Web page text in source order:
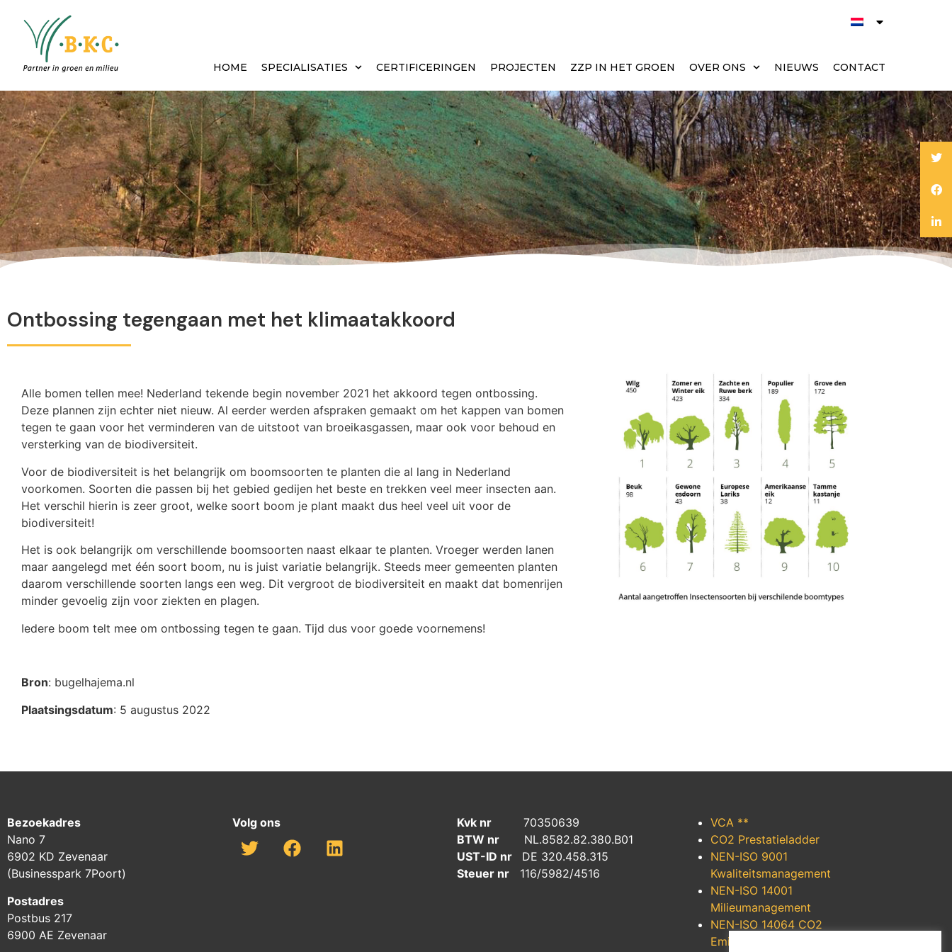
HOME SPECIALISATIES CERTIFICERINGEN PROJECTEN ZZP IN HET GROEN OVER ONS NIEUWS CONTACT
Nieuws
Ontbossing tegengaan met het klimaatakkoord
Alle bomen tellen mee! Nederland tekende begin november 2021 het akkoord tegen ontbossing.
Deze plannen zijn echter niet nieuw. Al eerder werden afspraken gemaakt om het kappen van bomen
tegen te gaan voor het verminderen van de uitstoot van broeikasgassen, maar ook voor behoud en
versterking van de biodiversiteit.
Voor de biodiversiteit is het belangrijk om boomsoorten te planten die al lang in Nederland
voorkomen. Soorten die passen bij het gebied gedijen het beste en trekken veel meer insecten aan.
Het verschil hierin is zeer groot, welke soort boom je plant maakt dus heel veel uit voor de
biodiversiteit!
Het is ook belangrijk om verschillende boomsoorten naast elkaar te planten. Vroeger werden lanen
maar aangelegd met één soort boom, nu is juist variatie belangrijk. Steeds meer gemeenten planten
daarom verschillende soorten langs een weg. Dit vergroot de biodiversiteit en maakt dat bomenrijen
minder gevoelig zijn voor ziekten en plagen.
Iedere boom telt mee om ontbossing tegen te gaan. Tijd dus voor goede voornemens!
Bron: bugelhajema.nl
Plaatsingsdatum: 5 augustus 2022
Bezoekadres
Nano 7
6902 KD Zevenaar
(Businesspark 7Poort)
Postadres
Postbus 217
6900 AE Zevenaar
Volg ons Kvk nr 70350639
BTW nr NL.8582.82.380.B01
UST-ID nr
DE 320.458.315
Steuer nr 116/5982/4516
VCA **
CO2 Prestatieladder
NEN-ISO 9001
Kwaliteitsmanagement
NEN-ISO 14001
Milieumanagement
NEN-ISO 14064 CO2
Emissiereductie